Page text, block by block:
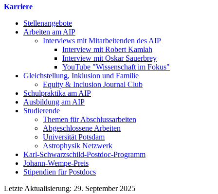
Karriere
Stellenangebote
Arbeiten am AIP
Interviews mit Mitarbeitenden des AIP
Interview mit Robert Kamlah
Interview mit Oskar Sauerbrey
YouTube "Wissenschaft im Fokus"
Gleichstellung, Inklusion und Familie
Equity & Inclusion Journal Club
Schulpraktika am AIP
Ausbildung am AIP
Studierende
Themen für Abschlussarbeiten
Abgeschlossene Arbeiten
Universität Potsdam
Astrophysik Netzwerk
Karl-Schwarzschild-Postdoc-Programm
Johann-Wempe-Preis
Stipendien für Postdocs
Letzte Aktualisierung: 29. September 2025